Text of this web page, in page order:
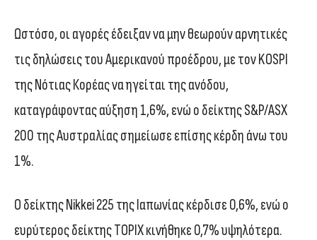
Ωστόσο, οι αγορές έδειξαν να μην θεωρούν αρνητικές
τις δηλώσεις του Αμερικανού προέδρου, με τον KOSPI
της Νότιας Κορέας να ηγείται της ανόδου,
καταγράφοντας αύξηση 1,6%, ενώ ο δείκτης S&P/ASX
200 της Αυστραλίας σημείωσε επίσης κέρδη άνω του
1%.
Ο δείκτης Nikkei 225 της Ιαπωνίας κέρδισε 0,6%, ενώ ο
ευρύτερος δείκτης TOPIX κινήθηκε 0,7% υψηλότερα.